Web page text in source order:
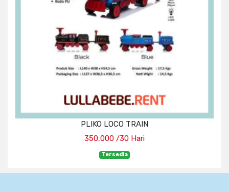
PLIKO LOCO TRAIN
350,000 /30 Hari
Tersedia